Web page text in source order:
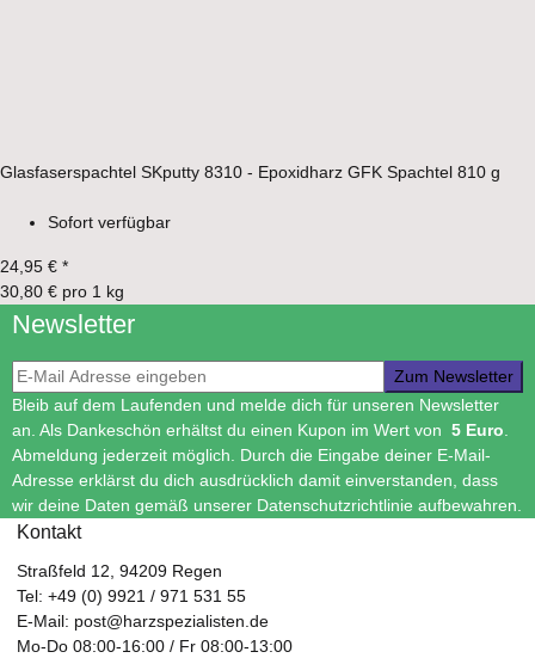
Glasfaserspachtel SKputty 8310 - Epoxidharz GFK Spachtel 810 g
Sofort verfügbar
24,95 € *
30,80 € pro 1 kg
Newsletter
Newsletter-Registrierung
Zum Newsletter
Bleib auf dem Laufenden und melde dich für unseren Newsletter
an. Als Dankeschön erhältst du einen Kupon im Wert von 5 Euro
Abmeldung jederzeit möglich. Durch die Eingabe deiner E-Mail-
Adresse erklärst du dich ausdrücklich damit einverstanden, dass
wir deine Daten gemäß unserer Datenschutzrichtlinie aufbewahren.
Kontakt
Straßfeld 12, 94209 Regen
Tel: +49 (0) 9921 / 971 531 55
E-Mail: post@harzspezialisten.de
Mo-Do 08:00-16:00 / Fr 08:00-13:00